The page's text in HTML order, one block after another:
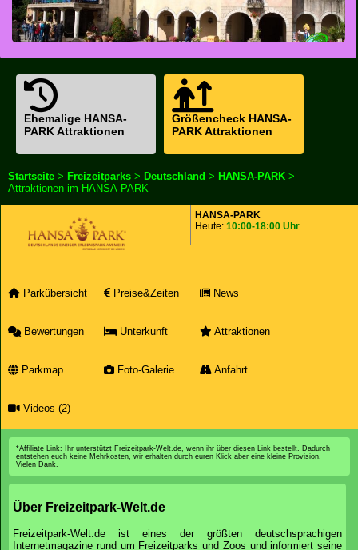
Ehemalige HANSA-
PARK Attraktionen
Größencheck HANSA-
PARK Attraktionen
Startseite > Freizeitparks > Deutschland > HANSA-PARK >
Attraktionen im HANSA-PARK
HANSA-PARK
Heute: 10:00-18:00 Uhr
Parkübersicht Preise&Zeiten News
Bewertungen Unterkunft Attraktionen
Parkmap Foto-Galerie Anfahrt
Videos (2)
*Affiliate Link: Ihr unterstützt Freizeitpark-Welt.de, wenn ihr über diesen Link bestellt. Dadurch
entstehen euch keine Mehrkosten, wir erhalten durch euren Klick aber eine kleine Provision.
Vielen Dank.
Über Freizeitpark-Welt.de
Freizeitpark-Welt.de ist eines der größten deutschsprachigen
Internetmagazine rund um Freizeitparks und Zoos und informiert seine